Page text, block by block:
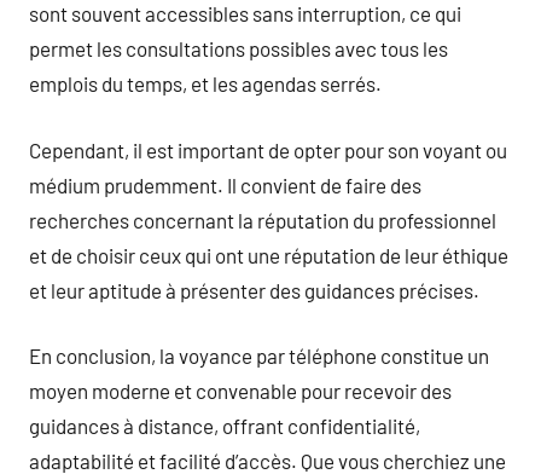
sont souvent accessibles sans interruption, ce qui
permet les consultations possibles avec tous les
emplois du temps, et les agendas serrés.
Cependant, il est important de opter pour son voyant ou
médium prudemment. Il convient de faire des
recherches concernant la réputation du professionnel
et de choisir ceux qui ont une réputation de leur éthique
et leur aptitude à présenter des guidances précises.
En conclusion, la voyance par téléphone constitue un
moyen moderne et convenable pour recevoir des
guidances à distance, offrant confidentialité,
adaptabilité et facilité d’accès. Que vous cherchiez une